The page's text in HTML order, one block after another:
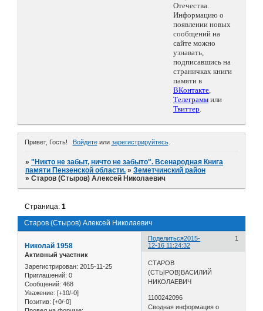
Отечества.
Информацию о
появлении новых
сообщений на
сайте можно
узнавать,
подписавшись на
страничках книги
памяти в
ВКонтакте,
Телеграмм или
Твиттер.
Привет, Гость! Войдитеили зарегистрируйтесь.
»"Никто не забыт, ничто не забыто". Всенародная Книга
памяти Пензенской области. »Земетчинский район
»Старов (Стыров) Алексей Николаевич
Старов (Стыров) Алексей Николаевич
Страница:1
Поделиться 1
2015-
12-16 11:24:32
Николай 1958
Активный участник
Зарегистрирован: 2015-11-25
Приглашений: 0
Сообщений: 468
Уважение: [+10/-0]
Позитив: [+0/-0]
СТАРОВ
(СТЫРОВ)ВАСИЛИЙ
НИКОЛАЕВИЧ
1100242096
Сводная информация о